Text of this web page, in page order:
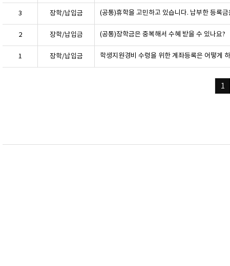
3 장학/납입금 (공통)휴학을 고민하고 있습니다. 납부한 등록
2 장학/납입금 (공통)장학금은 중복해서 수혜 받을 수 있나요?
1 장학/납입금 학생지원경비 수령을 위한 계좌등록은 어떻게
1